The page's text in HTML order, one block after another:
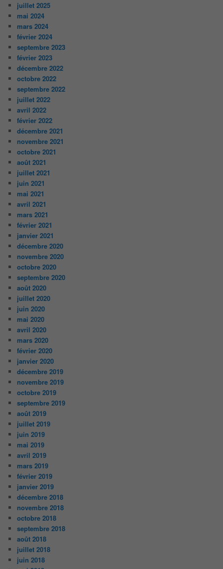
juillet 2025
mai 2024
mars 2024
février 2024
septembre 2023
février 2023
décembre 2022
octobre 2022
septembre 2022
juillet 2022
avril 2022
février 2022
décembre 2021
novembre 2021
octobre 2021
août 2021
juillet 2021
juin 2021
mai 2021
avril 2021
mars 2021
février 2021
janvier 2021
décembre 2020
novembre 2020
octobre 2020
septembre 2020
août 2020
juillet 2020
juin 2020
mai 2020
avril 2020
mars 2020
février 2020
janvier 2020
décembre 2019
novembre 2019
octobre 2019
septembre 2019
août 2019
juillet 2019
juin 2019
mai 2019
avril 2019
mars 2019
février 2019
janvier 2019
décembre 2018
novembre 2018
octobre 2018
septembre 2018
août 2018
juillet 2018
juin 2018